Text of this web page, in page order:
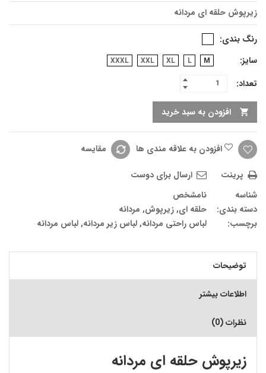
زیرپوش حلقه ای مردانه
رنگ بندی
سایز
M
L
XL
XXL
XXXL
تعداد:
افزودن به سبد خرید
افزودن به علاقه مندی ها
مقایسه
پرینت
ارسال برای دوست
شناسه
نامشخص
دسته بندی:
حلقه ای,زیرپوش,مردانه
برچسب:
لباس راحتی مردانه,لباس زیر مردانه,لباس مردانه
توضیحات
اطلاعات بیشتر
نظرات (0)
زیرپوش حلقه ای مردانه